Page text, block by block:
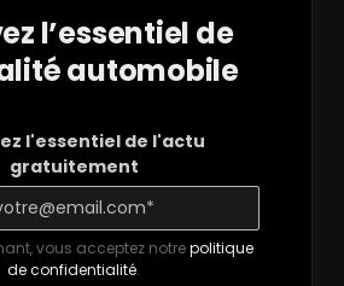
l’essentiel de
automobile
l'essentiel de l'actu
gratuitement
vous acceptez notrepolitique
de confidentialité.